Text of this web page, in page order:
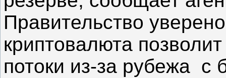
Правительство
криптовалюта
потоки из-за рубежа